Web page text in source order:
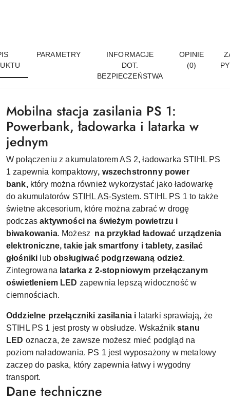
PARAMETRY
INFORMACJE
DOT.
BEZPIECZEŃSTWA
OPINIE
(0)
Mobilna stacja zasilania PS 1:
Powerbank, ładowarka i latarka w
jednym
W połączeniu z akumulatorem AS 2, ładowarka STIHL PS
1 zapewnia kompaktowy, wszechstronny power
bank, który można również wykorzystać jako ładowarkę
do akumulatorów STIHL AS-System. STIHL PS 1 to także
świetne akcesorium, które można zabrać w drogę
podczas aktywności na świeżym powietrzu i
biwakowania. Możesz na przykład ładować urządzenia
elektroniczne, takie jak smartfony i tablety, zasilać
głośniki lub obsługiwać podgrzewaną odzież.
Zintegrowana latarka z 2-stopniowym przełączanym
oświetleniem LED zapewnia lepszą widoczność w
ciemnościach.
Oddzielne przełączniki zasilania i latarki sprawiają, że
STIHL PS 1 jest prosty w obsłudze. Wskaźnik stanu
LED oznacza, że zawsze możesz mieć podgląd na
poziom naładowania. PS 1 jest wyposażony w metalowy
zaczep do paska, który zapewnia łatwy i wygodny
transport.
Dane techniczne